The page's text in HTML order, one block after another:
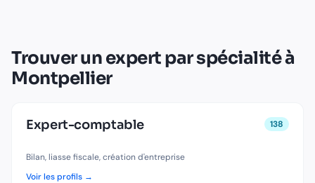
Trouver un expert par spécialité à
Montpellier
Expert-comptable 138
Bilan, liasse fiscale, création d'entreprise
Voir les profils →